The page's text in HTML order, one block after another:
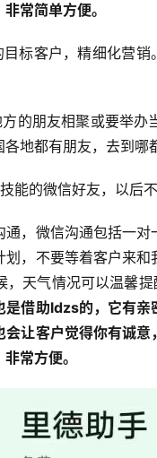
常简单方便。
目标客户，精细化
的朋友相聚或要举
地都有朋友，去到哪
能的微信好友，以后不
，微信沟通包括一
，不要等着客户来
天气情况可以温馨
借助ldzs的，它有
让客户觉得你有诚
常方便。